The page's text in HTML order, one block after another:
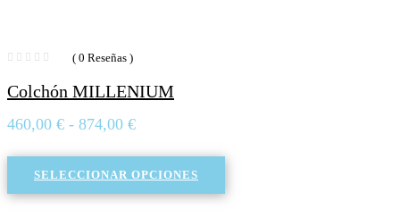
( 0 Reseñas )
Colchón MILLENIUM
460,00 € - 874,00 €Rango
SELECCIONAR OPCIONES